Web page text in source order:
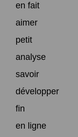
en fait
aimer
petit
analyse
savoir
développer
fin
en ligne